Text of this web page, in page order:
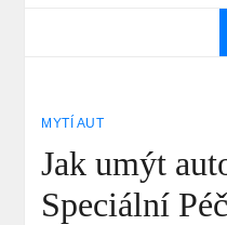
MYTÍ AUT
Jak umýt
Speciální